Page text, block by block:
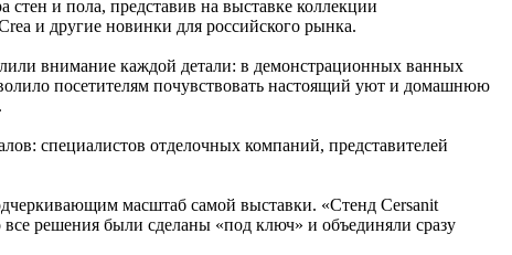
и пола, представив на выставке коллекции
и другие новинки для российского рынка.
внимание каждой детали: в демонстрационных ванных
посетителям почувствовать настоящий уют и домашнюю
специалистов отделочных компаний, представителей
масштаб самой выставки. «Стенд Cersanit
решения были сделаны «под ключ» и объединяли сразу